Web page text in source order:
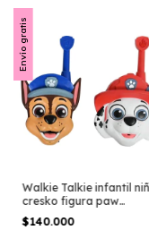
Envío gratis
Walkie Talkie infantil
cresko figura paw
pawtrol
$140.000